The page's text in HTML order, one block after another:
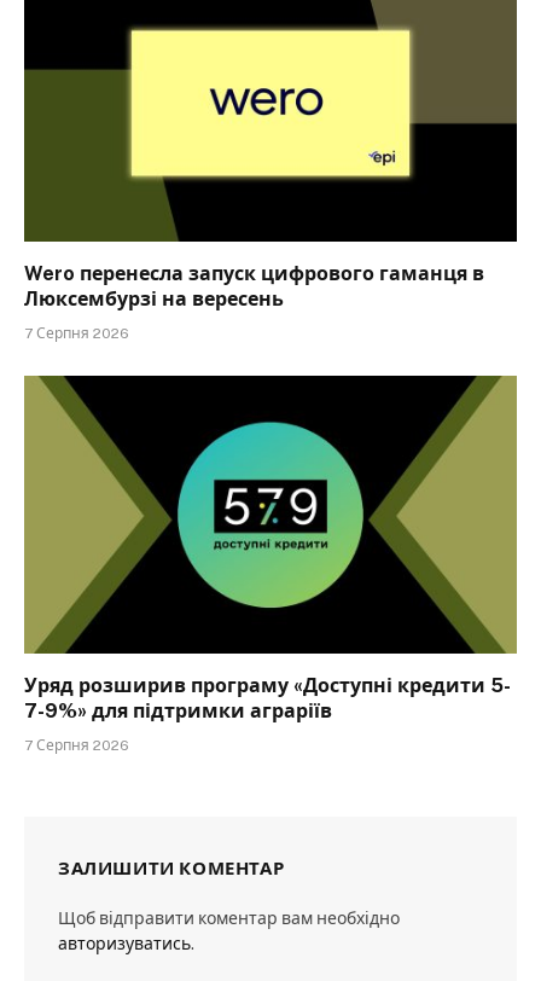
Wero перенесла запуск цифрового гаманця в
Люксембурзі на вересень
7 Серпня 2026
Уряд розширив програму «Доступні кредити 5-
7-9%» для підтримки аграріїв
7 Серпня 2026
ЗАЛИШИТИ КОМЕНТАР
Щоб відправити коментар вам необхідно
авторизуватись.